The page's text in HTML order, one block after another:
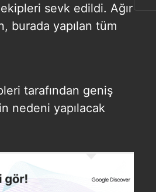
sevk edildi. Ağır
burada yapılan tüm
tarafından geniş
nedeni yapılacak